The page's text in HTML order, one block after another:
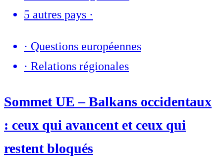
5 autres pays ·
· Questions européennes
· Relations régionales
Sommet UE – Balkans occidentaux
: ceux qui avancent et ceux qui
restent bloqués